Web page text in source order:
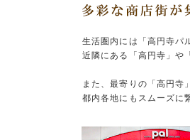
生活圏内には「高円寺パ
近隣にある「高円寺」や
また、最寄りの「高円寺
都内各地にもスムーズに